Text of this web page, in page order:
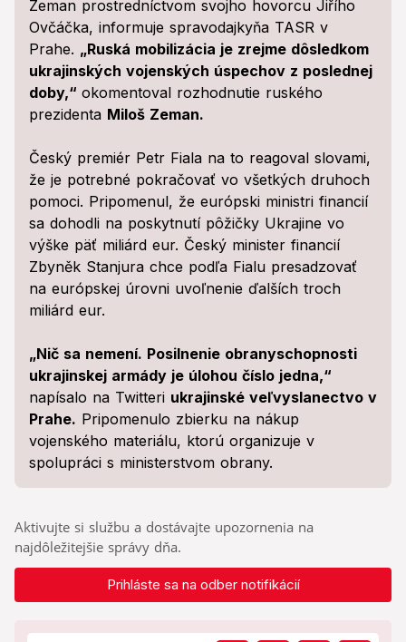
Zeman prostredníctvom svojho hovorcu Jiřího
Ovčáčka, informuje spravodajkyňa TASR v
Prahe. „Ruská mobilizácia je zrejme dôsledkom
ukrajinských vojenských úspechov z poslednej
doby,“ okomentoval rozhodnutie ruského
prezidenta Miloš Zeman.
Český premiér Petr Fiala na to reagoval slovami,
že je potrebné pokračovať vo všetkých druhoch
pomoci. Pripomenul, že európski ministri financií
sa dohodli na poskytnutí pôžičky Ukrajine vo
výške päť miliárd eur. Český minister financií
Zbyněk Stanjura chce podľa Fialu presadzovať
na európskej úrovni uvoľnenie ďalších troch
miliárd eur.
„Nič sa nemení. Posilnenie obranyschopnosti
ukrajinskej armády je úlohou číslo jedna,“
napísalo na Twitteri ukrajinské veľvyslanectvo v
Prahe. Pripomenulo zbierku na nákup
vojenského materiálu, ktorú organizuje v
spolupráci s ministerstvom obrany.
Aktivujte si službu a dostávajte upozornenia na
najdôležitejšie správy dňa.
Prihláste sa na odber notifikácií